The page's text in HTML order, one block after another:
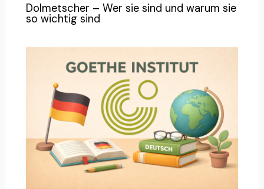
Dolmetscher – Wer sie sind und warum sie
so wichtig sind